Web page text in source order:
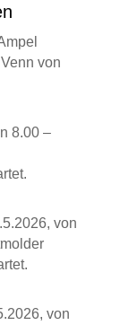
von
8.00 –
von
von